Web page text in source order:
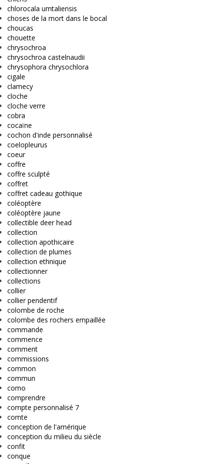
chlorocala umtaliensis
choses de la mort dans le bocal
choucas
chouette
chrysochroa
chrysochroa castelnaudii
chrysophora chrysochlora
cigale
clamecy
cloche
cloche verre
cobra
cocaïne
cochon d'inde personnalisé
coelopleurus
coeur
coffre
coffre sculpté
coffret
coffret cadeau gothique
coléoptère
coléoptère jaune
collectible deer head
collection
collection apothicaire
collection de plumes
collection ethnique
collectionner
collections
collier
collier pendentif
colombe de roche
colombe des rochers empaillée
commande
commence
comment
commissions
common
commun
como
comprendre
compte personnalisé 7
comte
conception de l'amérique
conception du milieu du siècle
confit
conque